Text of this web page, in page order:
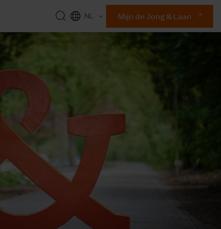
EN
NL Mijn de Jong & Laan